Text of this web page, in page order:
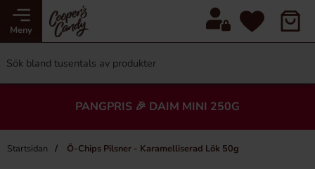
Meny
PANGPRIS 🎉 DAIM MINI 250G
Startsidan Ö-Chips Pilsner - Karamelliserad Lök 50g